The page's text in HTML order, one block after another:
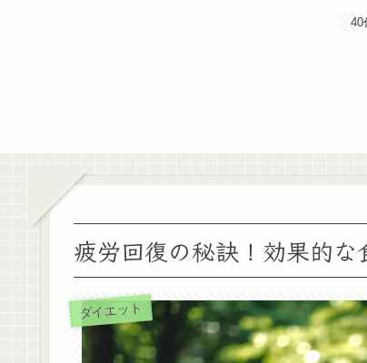
40
疲労回復の秘訣！効果的
ダイエット